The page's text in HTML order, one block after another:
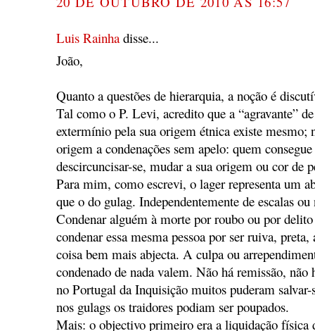
Luis Rainhadisse...
João,
Quanto a questões de hierarquia, a noção é
Tal como o P. Levi, acredito que a “agravante”
extermínio pela sua origem étnica existe mesmo;
origem a condenações sem apelo: quem
descircuncisar-se, mudar a sua origem ou cor de
Para mim, como escrevi, o lager representa um
que o do gulag. Independentemente de escalas
Condenar alguém à morte por roubo ou por
condenar essa mesma pessoa por ser ruiva,
coisa bem mais abjecta. A culpa ou
condenado de nada valem. Não há remissão, não
no Portugal da Inquisição muitos puderam
nos gulags os traidores podiam ser poupados.
Mais: o objectivo primeiro era a liquidação física